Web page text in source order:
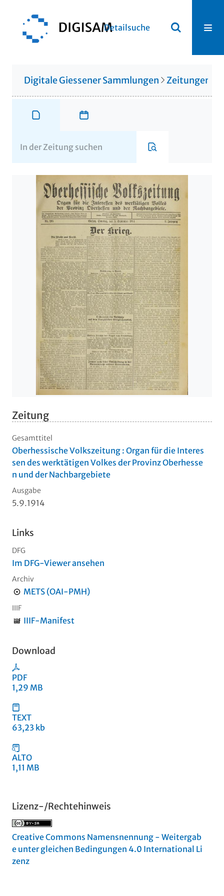
Detailsuche
Digitale Giessener Sammlungen Zeitungen
Zeitung
Gesamttitel
Oberhessische Volkszeitung : Organ für die Interes
sen des werktätigen Volkes der Provinz Oberhesse
n und der Nachbargebiete
Ausgabe
5.9.1914
Links
DFG
Im DFG-Viewer ansehen
Archiv
METS (OAI-PMH)
IIIF
IIIF-Manifest
Download
PDF
1,29 MB
TEXT
63,23 kb
ALTO
1,11 MB
Lizenz-/Rechtehinweis
Creative Commons Namensnennung - Weitergab
e unter gleichen Bedingungen 4.0 International Li
zenz